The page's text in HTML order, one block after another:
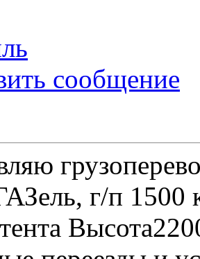
сообщение
г/п 1500